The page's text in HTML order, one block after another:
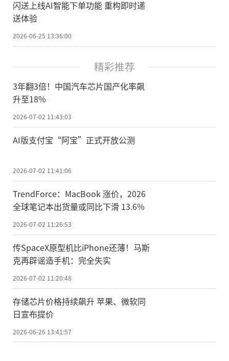
闪送上线AI智能下单功能 重构即时递
送体验
2026-06-25 13:36:00
精彩推荐
3年翻3倍！中国汽车芯片国产化率飙
升至18%
2026-07-02 11:43:03
AI版支付宝“阿宝”正式开放公测
2026-07-02 11:41:06
TrendForce：MacBook 涨价，2026
全球笔记本出货量或同比下滑 13.6%
2026-07-02 11:26:53
传SpaceX原型机比iPhone还薄！马斯
克再辟谣造手机：完全失实
2026-07-02 11:20:48
存储芯片价格持续飙升 苹果、微软同
日宣布提价
2026-06-26 13:41:57